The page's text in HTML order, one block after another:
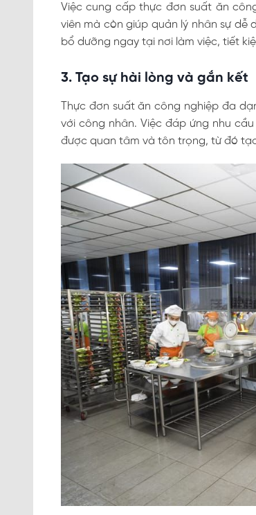
Việc cung cấp thực đơn suất ăn
viên mà còn giúp quản lý nhân sự
bổ dưỡng ngay tại nơi làm việc, tiết
3. Tạo sự hài lòng và gắn kết
Thực đơn suất ăn công nghiệp đa
với công nhân. Việc đáp ứng nhu
được quan tâm và tôn trọng, từ đó